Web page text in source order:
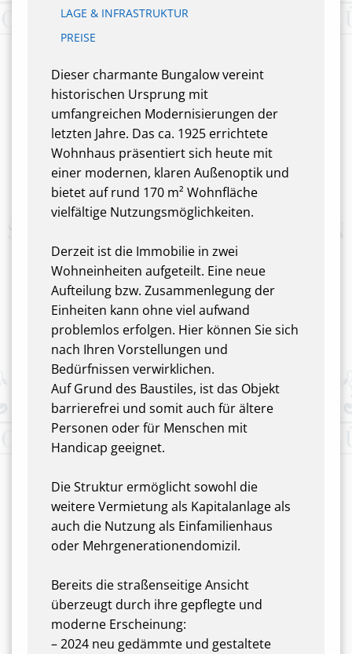
LAGE & INFRASTRUKTUR
PREISE
Dieser charmante Bungalow vereint
historischen Ursprung mit
umfangreichen Modernisierungen der
letzten Jahre. Das ca. 1925 errichtete
Wohnhaus präsentiert sich heute mit
einer modernen, klaren Außenoptik und
bietet auf rund 170 m² Wohnfläche
vielfältige Nutzungsmöglichkeiten.
Derzeit ist die Immobilie in zwei
Wohneinheiten aufgeteilt. Eine neue
Aufteilung bzw. Zusammenlegung der
Einheiten kann ohne viel aufwand
problemlos erfolgen. Hier können Sie sich
nach Ihren Vorstellungen und
Bedürfnissen verwirklichen.
Auf Grund des Baustiles, ist das Objekt
barrierefrei und somit auch für ältere
Personen oder für Menschen mit
Handicap geeignet.
Die Struktur ermöglicht sowohl die
weitere Vermietung als Kapitalanlage als
auch die Nutzung als Einfamilienhaus
oder Mehrgenerationendomizil.
Bereits die straßenseitige Ansicht
überzeugt durch ihre gepflegte und
moderne Erscheinung:
– 2024 neu gedämmte und gestaltete